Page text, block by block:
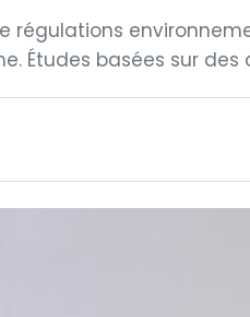
régulations
Études basées sur des